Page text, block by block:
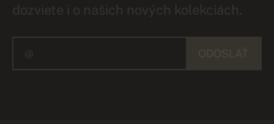
dozviete i o našich nových kolekciách.